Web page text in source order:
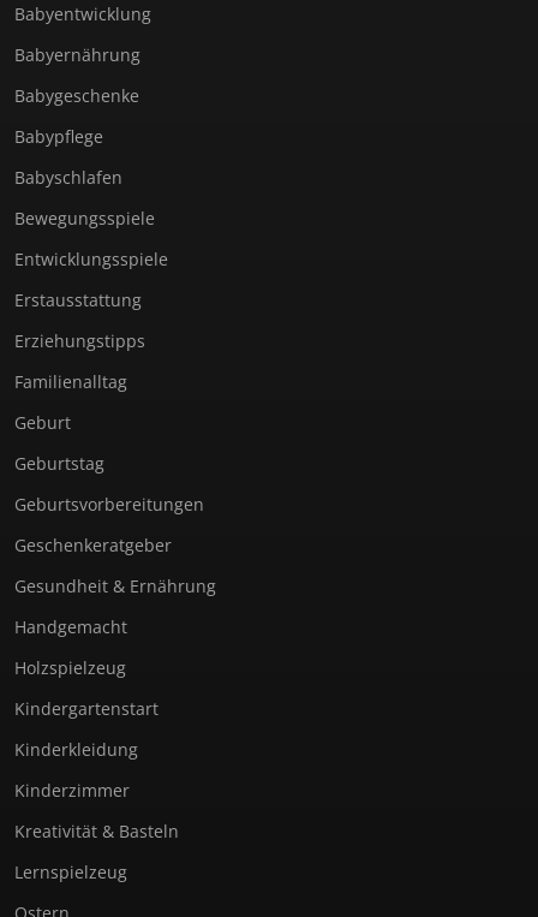
Babyentwicklung
Babyernährung
Babygeschenke
Babypflege
Babyschlafen
Bewegungsspiele
Entwicklungsspiele
Erstausstattung
Erziehungstipps
Familienalltag
Geburt
Geburtstag
Geburtsvorbereitungen
Geschenkeratgeber
Gesundheit & Ernährung
Handgemacht
Holzspielzeug
Kindergartenstart
Kinderkleidung
Kinderzimmer
Kreativität & Basteln
Lernspielzeug